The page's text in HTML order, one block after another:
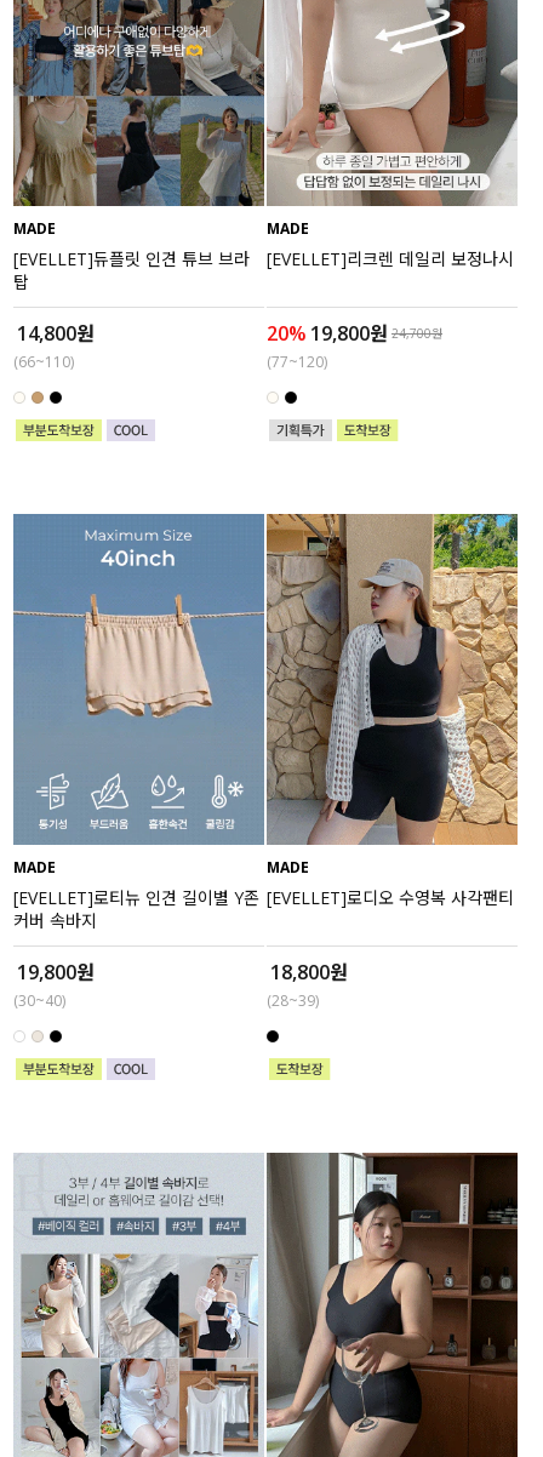
MADE
[EVELLET]듀플릿 인견 튜브 브라
탑
14,800원
(66~110)
MADE
[EVELLET]리크렌 데일리 보정나시
20% 19,800원 24,700원
(77~120)
MADE
[EVELLET]로티뉴 인견 길이별 Y존
커버 속바지
19,800원
(30~40)
MADE
[EVELLET]로디오 수영복 사각팬티
18,800원
(28~39)